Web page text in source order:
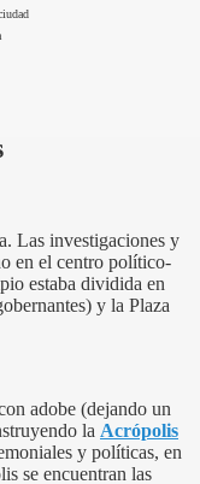
Las investigaciones y
en el centro político-
estaba dividida en
y la Plaza
adobe (dejando un
la Acrópolis
y políticas, en
se encuentran las